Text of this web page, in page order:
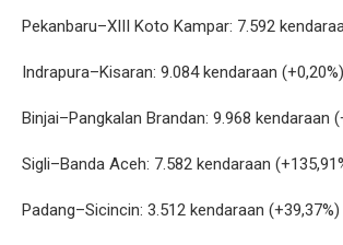
Pekanbaru–XIII Koto Kampar: 7.592
Indrapura–Kisaran: 9.084 kendaraan (+0,20%)
Binjai–Pangkalan Brandan: 9.968 kendaraan
Sigli–Banda Aceh: 7.582 kendaraan
Padang–Sicincin: 3.512 kendaraan (+39,37%)